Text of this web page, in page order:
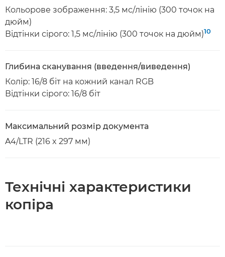
Кольорове зображення: 3,5 мс/лінію (300 точок на
дюйм)
Відтінки сірого: 1,5 мс/лінію (300 точок на дюйм)10
Глибина сканування (введення/виведення)
Колір: 16/8 біт на кожний канал RGB
Відтінки сірого: 16/8 біт
Максимальний розмір документа
A4/LTR (216 x 297 мм)
Технічні характеристики
копіра